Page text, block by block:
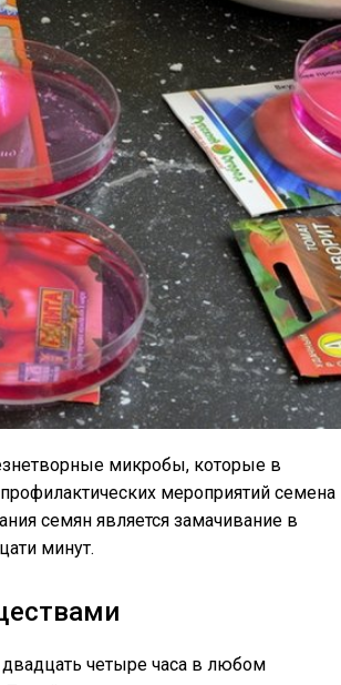
микробы, которые в
мероприятий семена
семян является замачивание в
минут.
четыре часа в любом